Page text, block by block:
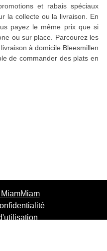
et rabais spéciaux
la collecte ou la livraison. En
payez le même prix que si
ou sur place. Parcourez les
à domicile Bleesmillen
de commander des plats en